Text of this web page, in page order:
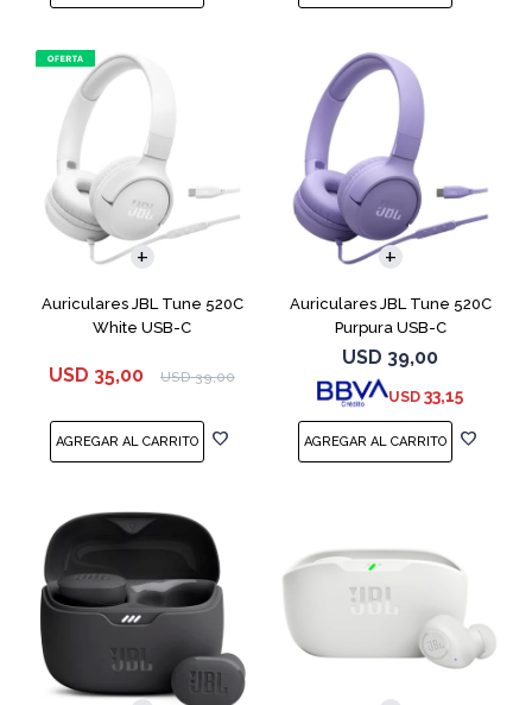
Auriculares JBL Tune 520C
White USB-C
USD 35,00 USD 39,00
Auriculares JBL Tune 520C
Purpura USB-C
USD 39,00
USD 33,15